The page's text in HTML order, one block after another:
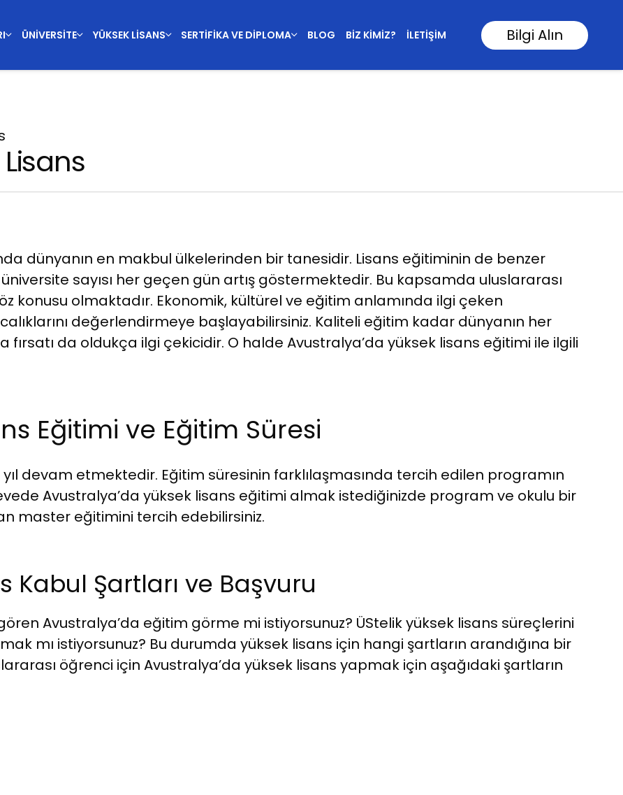
ÜNIVERSITE YÜKSEK LISANS SERTIFIKA VE DIPLOMA BLOG BIZ KIMIZ? İLETIŞIM Bilgi Alın
dünyanın en makbul ülkelerinden bir tanesidir. Lisans eğitiminin de benzer
sayısı her geçen gün artış göstermektedir. Bu kapsamda uluslararası
konusu olmaktadır. Ekonomik, kültürel ve eğitim anlamında ilgi çeken
değerlendirmeye başlayabilirsiniz. Kaliteli eğitim kadar dünyanın her
da oldukça ilgi çekicidir. O halde Avustralya’da yüksek lisans eğitimi ile ilgili
Eğitimi ve Eğitim Süresi
devam etmektedir. Eğitim süresinin farklılaşmasında tercih edilen programın
Avustralya’da yüksek lisans eğitimi almak istediğinizde program ve okulu bir
master eğitimini tercih edebilirsiniz.
Kabul Şartları ve Başvuru
Avustralya’da eğitim görme mi istiyorsunuz? ÜStelik yüksek lisans süreçlerini
mı istiyorsunuz? Bu durumda yüksek lisans için hangi şartların arandığına bir
öğrenci için Avustralya’da yüksek lisans yapmak için aşağıdaki şartların